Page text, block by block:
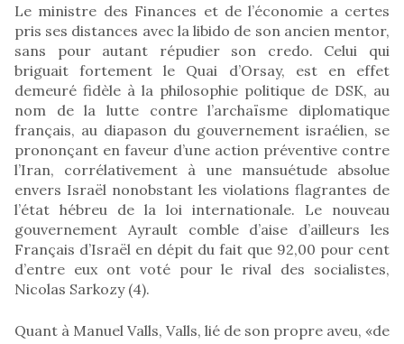
Le ministre des Finances et de l’économie a certes
pris ses distances avec la libido de son ancien mentor,
sans pour autant répudier son credo. Celui qui
briguait fortement le Quai d’Orsay, est en effet
demeuré fidèle à la philosophie politique de DSK, au
nom de la lutte contre l’archaïsme diplomatique
français, au diapason du gouvernement israélien, se
prononçant en faveur d’une action préventive contre
l’Iran, corrélativement à une mansuétude absolue
envers Israël nonobstant les violations flagrantes de
l’état hébreu de la loi internationale. Le nouveau
gouvernement Ayrault comble d’aise d’ailleurs les
Français d’Israël en dépit du fait que 92,00 pour cent
d’entre eux ont voté pour le rival des socialistes,
Nicolas Sarkozy (4).
Quant à Manuel Valls, Valls, lié de son propre aveu, «de